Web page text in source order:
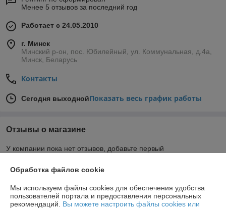
Менее 5 отзывов за последний год
Работает с 24.05.2010
г. Минск
Минский р-он, пос. Юбилейный, ул. Коммунальная, д.4а,
Минск, Беларусь
Контакты
Сегодня выходнойПоказать весь график работы
Отзывы о магазине
У компании пока нет отзывов, добавьте первый
Контакты
Обработка файлов cookie
Мы используем файлы cookies для обеспечения удобства
пользователей портала и предоставления персональных
рекомендаций. Вы можете настроить файлы cookies или